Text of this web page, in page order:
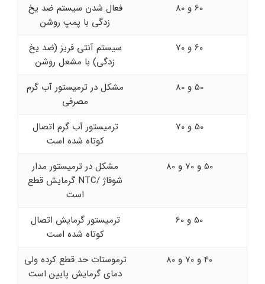
60 و 80
فعال شدن سیستم ضد یخ
زدگی با پمپ روشن
60 و 70
سیستم آنتی فریز (ضد یخ
زدگی) با مشعل روشن
50 و 80
مشکل در ترمیستور آب گرم
مصرفی
50 و 70
ترمیستور آب گرم اتصال
کوتاه شده است
50 و 70 و 80
مشکل در ترمیستور مدار
شوفاژ /NTC گرمایش قطع
است
50 و 60
ترمیستور گرمایش اتصال
کوتاه شده است
40 و 70 و 80
ترموستات حد قطع کرده ولی
دمای گرمایش پایین است